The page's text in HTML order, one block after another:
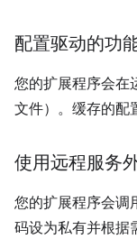
配置驱动的功
您的扩展程序会在
文件）。缓存的配
使用远程服务
您的扩展程序会调
码设为私有并根据